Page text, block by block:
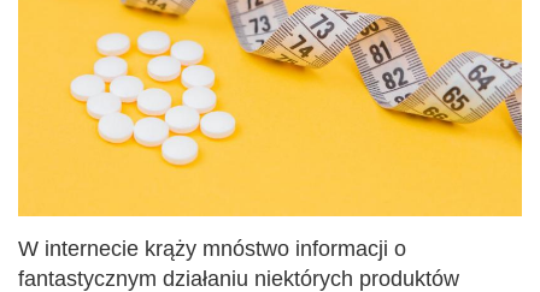
W internecie krąży mnóstwo informacji o
fantastycznym działaniu niektórych produktów